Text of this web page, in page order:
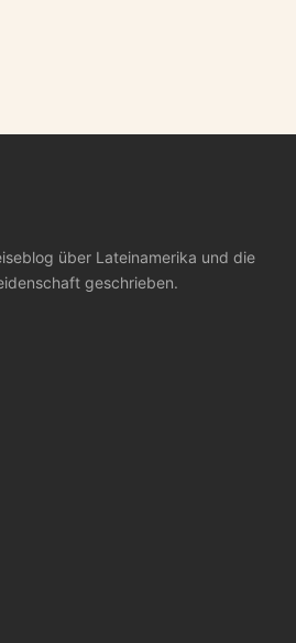
über Lateinamerika und die
geschrieben.